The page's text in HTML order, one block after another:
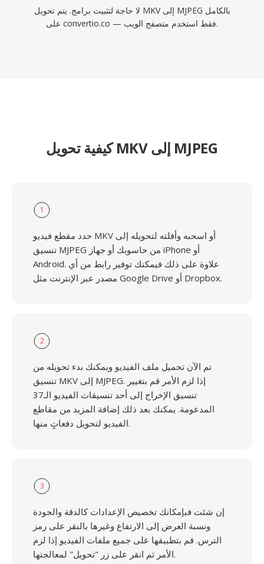
لا حاجة لتثبيت برامج. يتم تحويل MKV إلى MJPEG بالكامل
على convertio.co — فقط استخدم متصفح الويب.
كيفية تحويل MKV إلى MJPEG
1
حدد مقطع فيديو MKV أو اسحبه وأفلته لتحويله إلى
تنسيق MJPEG من حاسوبك أو جهاز iPhone أو
Android. علاوة على ذلك فيمكنك توفير رابط من أي
مصدر عبر الإنترنت مثل Google Drive أو Dropbox.
2
تم الآن تحميل ملف الفيديو ويمكنك بدء تحويله من
تنسيق MKV إلى MJPEG. إذا لزم الأمر قم بتغيير
تنسيق الإخراج إلى أحد تنسيقات الفيديو الـ37
المدعومة. يمكنك بعد ذلك إضافة المزيد من مقاطع
الفيديو لتحويل دفعاتٍ منها.
3
إن شئت فبإمكانك تخصيص الإعدادات كالدقة والجودة
ونسبة العرض إلى الارتفاع وغيرها بالنقر على رمز
الترس. قم بتطبيقها على جميع ملفات الفيديو إذا لزم
الأمر ثم انقر على زر "تحويل" لمعالجتها.